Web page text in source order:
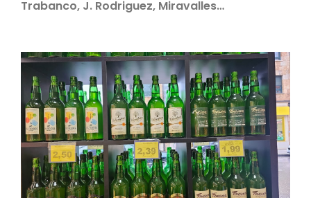
Trabanco, J. Rodriguez, Miravalles…